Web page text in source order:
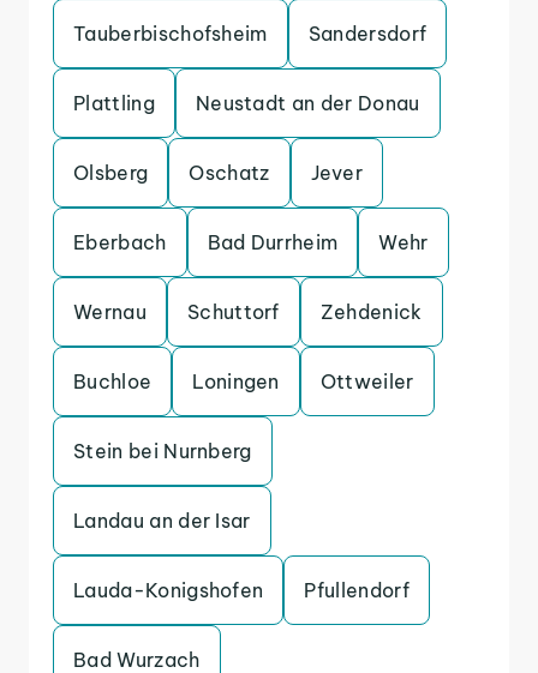
Tauberbischofsheim Sandersdorf
Plattling Neustadt an der Donau
Olsberg Oschatz Jever
Eberbach Bad Durrheim Wehr
Wernau Schuttorf Zehdenick
Buchloe Loningen Ottweiler
Stein bei Nurnberg
Landau an der Isar
Lauda-Konigshofen Pfullendorf
Bad Wurzach